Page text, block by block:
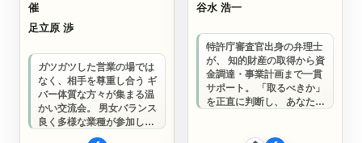
催
足立原 渉
ガツガツした営業の場では
なく、相手を尊重し合う ギ
バー体質な方々が集まる温
かい交流会。 男女バランス
良く多様な業種が参加し、
楽しい雰囲気の中で、自然
谷水 浩一
特許庁審査官出身の弁理士
が、 知的財産の取得から資
金調達・事業計画まで一貫
サポート。 「取るべきか」
を正直に判断し、 あなたの